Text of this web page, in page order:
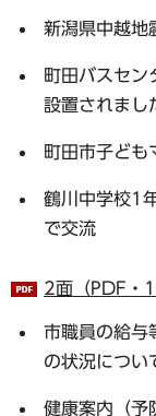
新潟県中越地
町田バスセン
設置されまし
町田市子ども
鶴川中学校1
で交流
2面（PDF・
市職員の給与
の状況につい
健康案内（予